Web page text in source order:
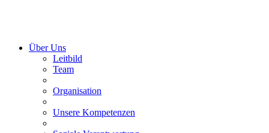
Über Uns
Leitbild
Team
Organisation
Unsere Kompetenzen